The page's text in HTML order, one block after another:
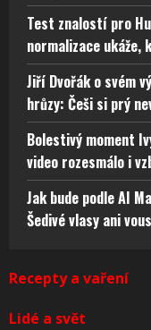
Test znalostí pro
normalizace ukáže,
Jiří Dvořák o svém
hrůzy: Češi si prý
Bolestivý moment
video rozesmálo i
Jak bude podle AI
Šedivé vlasy ani
Recepty a vaření
Lidé a svět